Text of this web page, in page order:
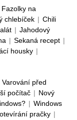
Fazolky na
chlebíček | Chili
| Jahodový
| Sekaná recept |
housky |
Varování před
počítač | Nový
| Windows
pračky |